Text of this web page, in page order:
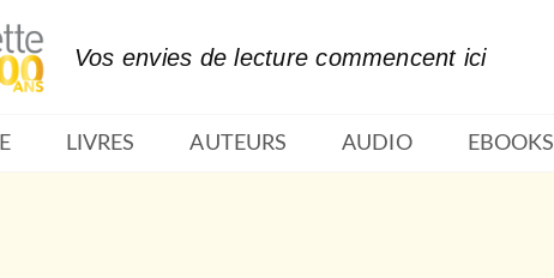
Vos envies de lecture commencent ici
LIVRES AUTEURS AUDIO EBOOKS